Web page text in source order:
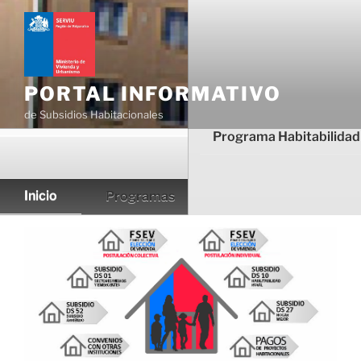
PORTAL INFORMATIVO
de Subsidios Habitacionales
Inicio Programas
Programa